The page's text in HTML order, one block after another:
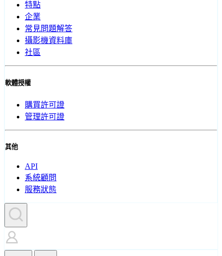
特點
企業
常見問題解答
攝影機資料庫
社區
軟體授權
購買許可證
管理許可證
其他
API
系統顧問
服務狀態